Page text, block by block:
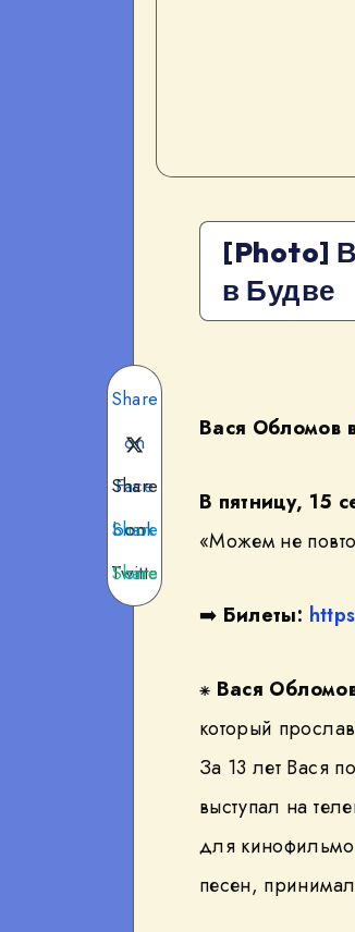
[Photo]
в Будве
Share
on
Face
book
Share
on
Twitte
Share
on
Share
Вася Обломов
В пятницу, 15
«Можем не
➡️ Билеты:
⁕ Вася
который
За 13 лет Вася
выступал на
для
песен,